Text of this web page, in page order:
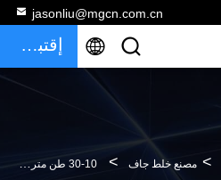
jasonliu@mgcn.com.cn
إقتباس
> مصنع خلط جاف > 10-30 طن متري في الساعة مصنع تصنيع الملاط الجاف لصنع المعجون من النوع المفتوح للتغليف